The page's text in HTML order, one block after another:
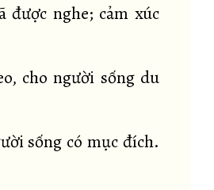
được nghe; cảm xúc
cho người sống du
sống có mục đích.